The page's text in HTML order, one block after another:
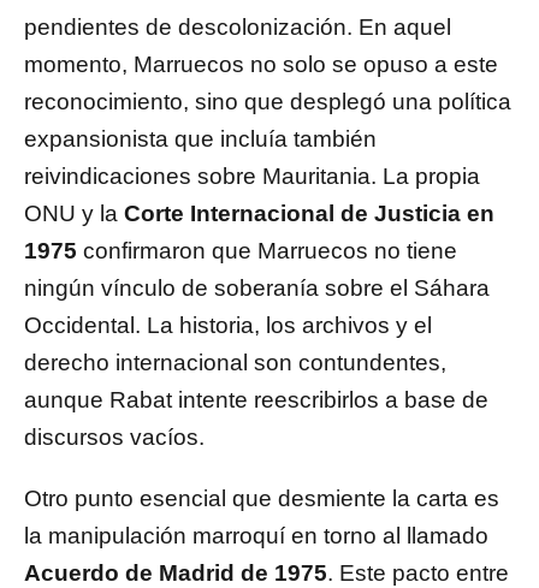
pendientes de descolonización. En aquel
momento, Marruecos no solo se opuso a este
reconocimiento, sino que desplegó una política
expansionista que incluía también
reivindicaciones sobre Mauritania. La propia
ONU y la Corte Internacional de Justicia en
1975 confirmaron que Marruecos no tiene
ningún vínculo de soberanía sobre el Sáhara
Occidental. La historia, los archivos y el
derecho internacional son contundentes,
aunque Rabat intente reescribirlos a base de
discursos vacíos.
Otro punto esencial que desmiente la carta es
la manipulación marroquí en torno al llamado
Acuerdo de Madrid de 1975. Este pacto entre